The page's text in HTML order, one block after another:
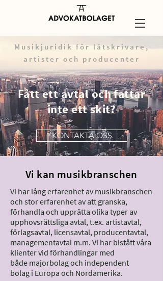
Musikjuridik för låtskrivare,
artister och producenter
Fått ett avtal och fattar
inte ett skit?
KONTAKTA OSS
Vi kan musikbranschen
Vi har lång erfarenhet av musikbranschen
och stor erfarenhet av att granska,
förhandla och upprätta olika typer av
upphovsrättsliga avtal, t.ex. artistavtal,
förlagsavtal, licensavtal, producentavtal,
managementavtal m.m. Vi har bistått våra
klienter vid förhandlingar med
både majorbolag och independent
bolag i Europa och Nordamerika.